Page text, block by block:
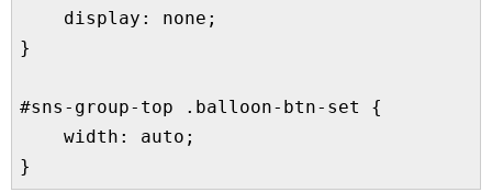
    display: none;
}
#sns-group-top .balloon-btn-set {
    width: auto;
}